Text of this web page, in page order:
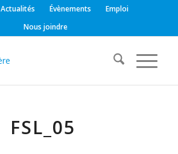
Actualités Évènements
Emploi
Nous joindre
FSL_05